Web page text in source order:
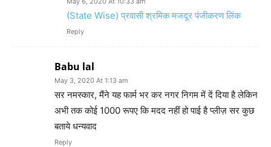
(State Wise) प्रवासी श्रमिक मजदूर पंजीकरण लिंक
Reply
Babu lal
May 3, 2020 At 1:13 am
सर नमस्कार, मैंने यह फार्म भर कर नगर निगम में दें दिया है लेकिन
अभी तक कोई 1000 रूपए कि मदद नहीं हो पाई है प्लीज़ सर कुछ
बताये धन्यवाद
Reply